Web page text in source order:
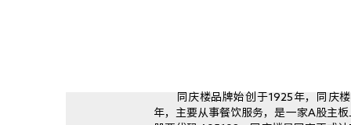
同庆楼品牌始创于1925年，同庆
年，主要从事餐饮服务，是一家A股主